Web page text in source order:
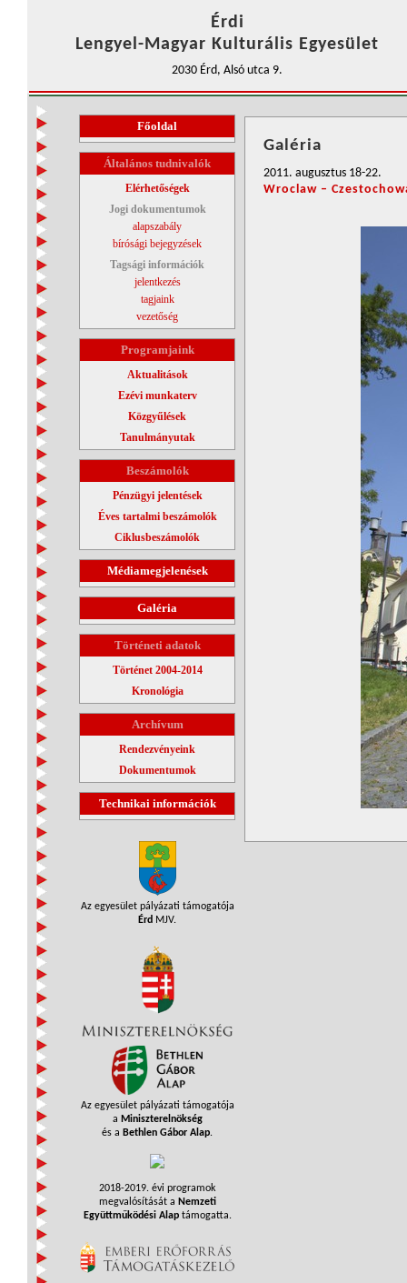
Érdi
Lengyel-Magyar Kulturális Egyesület
2030 Érd, Alsó utca 9.
Főoldal
Általános tudnivalók
Elérhetőségek
Jogi dokumentumok
alapszabály
bírósági bejegyzések
Tagsági információk
jelentkezés
tagjaink
vezetőség
Programjaink
Aktualitások
Ezévi munkaterv
Közgyűlések
Tanulmányutak
Beszámolók
Pénzügyi jelentések
Éves tartalmi beszámolók
Ciklusbeszámolók
Médiamegjelenések
Galéria
Történeti adatok
Történet 2004-2014
Kronológia
Archívum
Rendezvényeink
Dokumentumok
Technikai információk
Az egyesület pályázati támogatója
Érd MJV.
Az egyesület pályázati támogatója
a Miniszterelnökség
és a Bethlen Gábor Alap.
2018-2019. évi programok
megvalósítását a Nemzeti
Együttműködési Alaptámogatta.
Galéria
2011. augusztus 18-22.
Wroclaw –